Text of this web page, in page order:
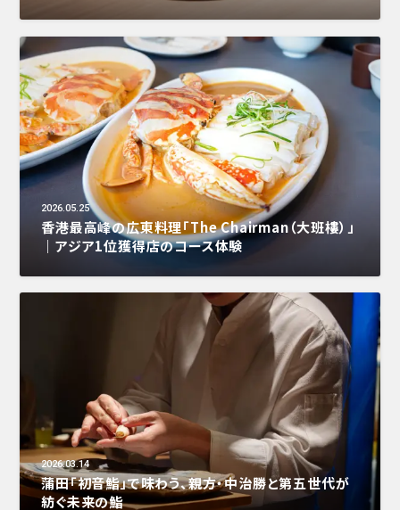
2026.05.25
香港最高峰の広東料理「The Chairman（大班樓）」
｜アジア1位獲得店のコース体験
2026.03.14
蒲田「初音鮨」で味わう、親方・中治勝と第五世代が
紡ぐ未来の鮨